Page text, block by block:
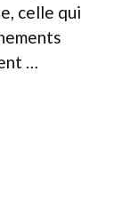
celle qui
…